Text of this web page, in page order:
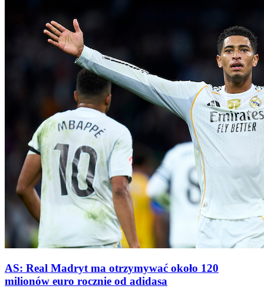
AS: Real Madryt ma otrzymywać około 120
milionów euro rocznie od adidasa